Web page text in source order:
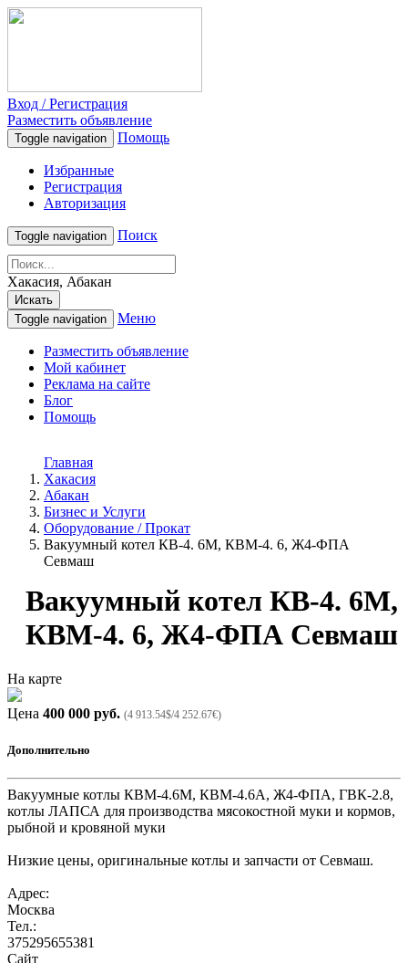
Вход / Регистрация
Разместить объявление
Toggle navigation Помощь
Избранные
Регистрация
Авторизация
Toggle navigation Поиск
Хакасия, Абакан
Искать
Toggle navigation
Меню
Разместить объявление
Мой кабинет
Реклама на сайте
Блог
Помощь
Главная
Хакасия
Абакан
Бизнес и Услуги
Оборудование / Прокат
Вакуумный котел КВ-4. 6М, КВМ-4. 6, Ж4-ФПА
Севмаш
Вакуумный котел КВ-4. 6М,
КВМ-4. 6, Ж4-ФПА Севмаш
На карте
Цена 400 000 руб. (4 913.54$/4 252.67€)
Дополнительно
Вакуумные котлы КВМ-4.6М, КВМ-4.6А, Ж4-ФПА, ГВК-2.8,
котлы ЛАПСА для производства мясокостной муки и кормов,
рыбной и кровяной муки
Низкие цены, оригинальные котлы и запчасти от Севмаш.
Адрес:
Москва
Тел.:
375295655381
Сайт